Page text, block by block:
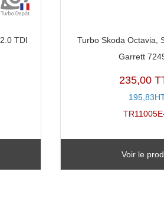
TDI
Turbo Skoda Octavia,
Garrett
235,00
Voir le